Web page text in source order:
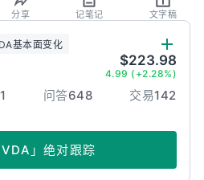
分享 记笔记 文字稿
基本面变化
$223.98
4.99 (+2.28%)
1 问答648 交易142
」 绝对跟踪